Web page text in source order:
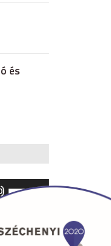
és
hangerő
csökkentéséhez